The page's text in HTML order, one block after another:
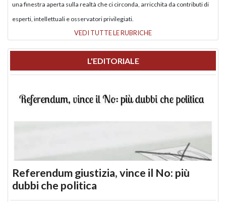
una finestra aperta sulla realtà che ci circonda, arricchita da contributi di
esperti, intellettuali e osservatori privilegiati.
VEDI TUTTE LE RUBRICHE
L'EDITORIALE
Referendum giustizia, vince il No: più
dubbi che politica